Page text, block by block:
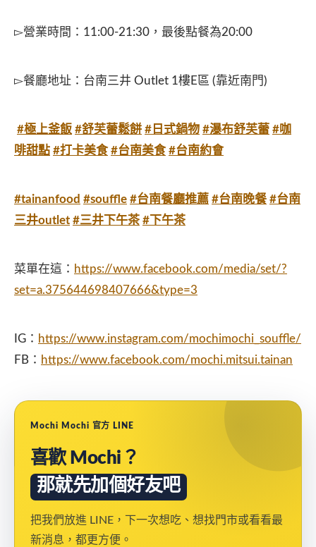
▻營業時間：11:00-21:30，最後點餐為20:00
▻餐廳地址：台南三井 Outlet 1樓E區 (靠近南門)
#極上釜飯 #舒芙蕾鬆餅 #日式鍋物 #瀑布舒芙蕾 #咖
啡甜點 #打卡美食 #台南美食 #台南約會
#tainanfood #souffle #台南餐廳推薦 #台南晚餐 #台南
三井outlet #三井下午茶 #下午茶
菜單在這： https://www.facebook.com/media/set/?
set=a.375644698407666&type=3
IG： https://www.instagram.com/mochimochi_souffle/
FB： https://www.facebook.com/mochi.mitsui.tainan
Mochi Mochi 官方 LINE
喜歡 Mochi？
那就先加個好友吧
把我們放進 LINE，下一次想吃、想找門市或看看最
新消息，都更方便。